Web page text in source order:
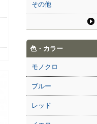
その他
色・カラー
モノクロ
ブルー
レッド